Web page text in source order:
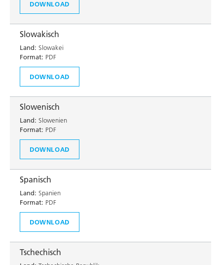
DOWNLOAD
Slowakisch
Land: Slowakei
Format: PDF
DOWNLOAD
Slowenisch
Land: Slowenien
Format: PDF
DOWNLOAD
Spanisch
Land: Spanien
Format: PDF
DOWNLOAD
Tschechisch